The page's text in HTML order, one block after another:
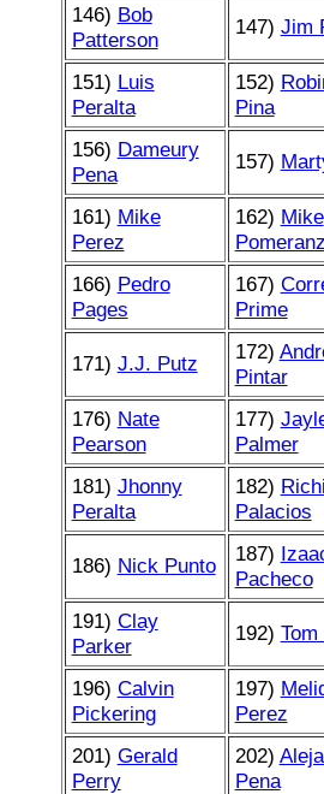
146) Bob
Patterson
147) Jim
151) Luis
Peralta
152)
Pina
156) Dameury
Pena
157)
161) Mike
Perez
162) Mike
166) Pedro
Pages
167)
Prime
171) J.J. Putz 172)
Pintar
176) Nate
Pearson
177)
Palmer
181) Jhonny
Peralta
182)
Palacios
186) Nick Punto 187)
Pacheco
191) Clay
Parker
192)
196) Calvin
Pickering
197)
Perez
201) Gerald
Perry
202)
Pena